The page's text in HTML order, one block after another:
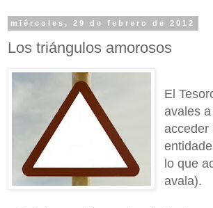
miércoles, 29 de febrero de 2012
Los triángulos amorosos
El
avales
acceder
lo que
avala).